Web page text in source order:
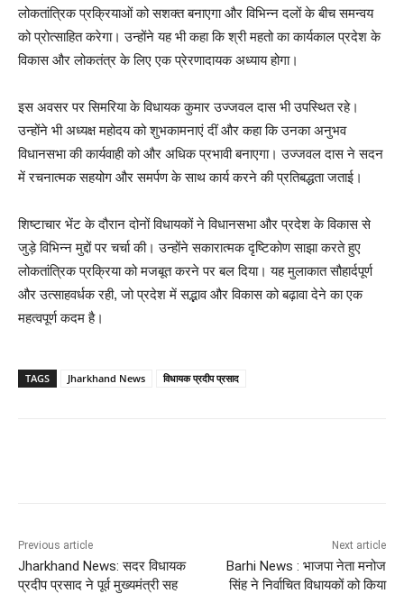
लोकतांत्रिक प्रक्रियाओं को सशक्त बनाएगा और विभिन्न दलों के बीच समन्वय
को प्रोत्साहित करेगा। उन्होंने यह भी कहा कि श्री महतो का कार्यकाल प्रदेश के
विकास और लोकतंत्र के लिए एक प्रेरणादायक अध्याय होगा।
इस अवसर पर सिमरिया के विधायक कुमार उज्जवल दास भी उपस्थित रहे।
उन्होंने भी अध्यक्ष महोदय को शुभकामनाएं दीं और कहा कि उनका अनुभव
विधानसभा की कार्यवाही को और अधिक प्रभावी बनाएगा। उज्जवल दास ने सदन
में रचनात्मक सहयोग और समर्पण के साथ कार्य करने की प्रतिबद्धता जताई।
शिष्टाचार भेंट के दौरान दोनों विधायकों ने विधानसभा और प्रदेश के विकास से
जुड़े विभिन्न मुद्दों पर चर्चा की। उन्होंने सकारात्मक दृष्टिकोण साझा करते हुए
लोकतांत्रिक प्रक्रिया को मजबूत करने पर बल दिया। यह मुलाकात सौहार्दपूर्ण
और उत्साहवर्धक रही, जो प्रदेश में सद्भाव और विकास को बढ़ावा देने का एक
महत्वपूर्ण कदम है।
TAGS Jharkhand News विधायक प्रदीप प्रसाद
Previous article
Jharkhand News: सदर विधायक
प्रदीप प्रसाद ने पूर्व मुख्यमंत्री सह
Next article
Barhi News : भाजपा नेता मनोज
सिंह ने निर्वाचित विधायकों को किया